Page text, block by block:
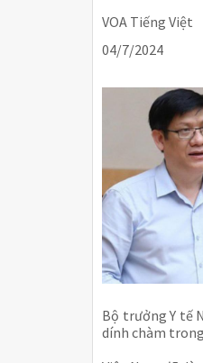
VOA Tiếng Việt
04/7/2024
Bộ trưởng Y tế
dính chàm